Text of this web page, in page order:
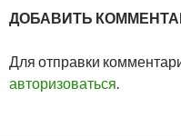
ДОБАВИТЬ
Для отправки
авторизоваться.